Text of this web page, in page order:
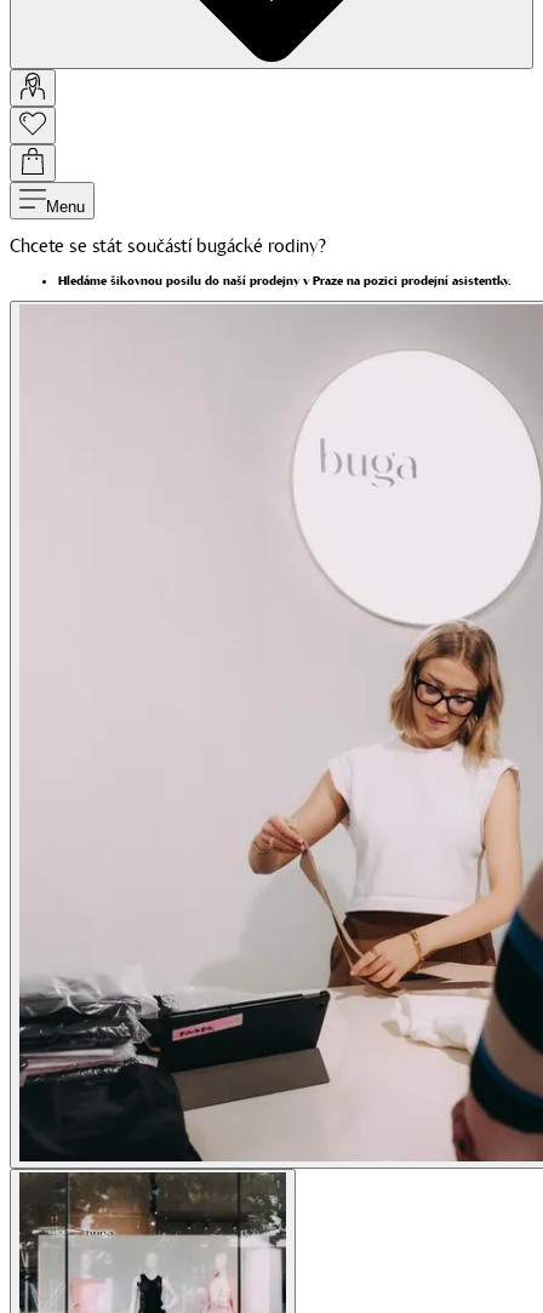
Menu
Chcete se stát součástí bugácké rodiny?
Hledáme šikovnou posilu do naší prodejny v Praze na pozici prodejní asistentky.